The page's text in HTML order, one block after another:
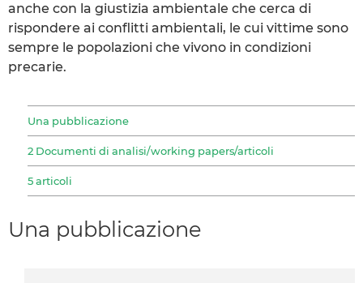
anche con la giustizia ambientale che cerca di
rispondere ai conflitti ambientali, le cui vittime sono
sempre le popolazioni che vivono in condizioni
precarie.
Una pubblicazione
2 Documenti di analisi/working papers/articoli
5 articoli
Una pubblicazione